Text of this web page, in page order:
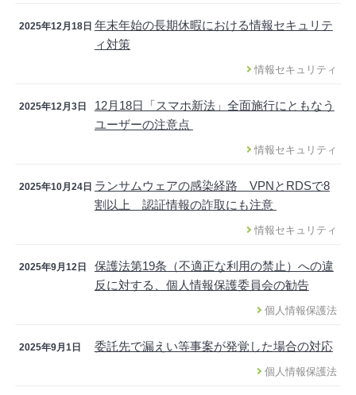
2025年12月18日 年末年始の長期休暇における情報セキュリテ
ィ対策
情報セキュリティ
2025年12月3日
12月18日「スマホ新法」全面施行にともなう
ユーザーの注意点
情報セキュリティ
2025年10月24日 ランサムウェアの感染経路 VPNとRDSで8
割以上 認証情報の詐取にも注意
情報セキュリティ
2025年9月12日
保護法第19条（不適正な利用の禁止）への違
反に対する、個人情報保護委員会の勧告
個人情報保護法
2025年9月1日 委託先で漏えい等事案が発覚した場合の対応
個人情報保護法